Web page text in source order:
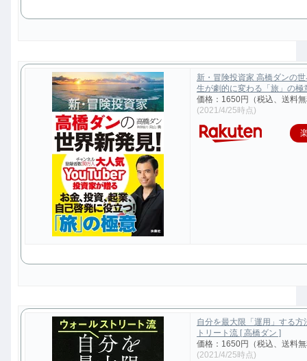
新・冒険投資家 高橋ダンの
生が劇的に変わる「旅」の極
価格：1650円（税込、送料
(2021/4/25時点)
自分を最大限「運用」する方
トリート流 [ 高橋ダン ]
価格：1650円（税込、送料
(2021/4/25時点)